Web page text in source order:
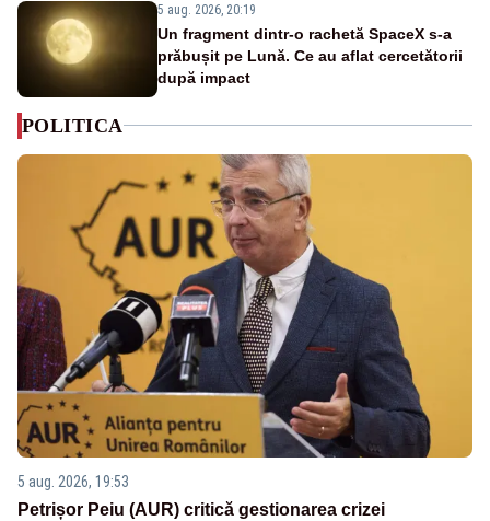
5 aug. 2026, 20:19
Un fragment dintr-o rachetă SpaceX s-a
prăbușit pe Lună. Ce au aflat cercetătorii
după impact
POLITICA
5 aug. 2026, 19:53
Petrișor Peiu (AUR) critică gestionarea crizei